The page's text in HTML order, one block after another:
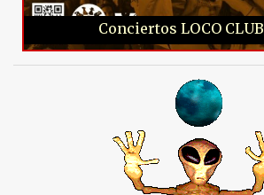
Conciertos LOCO CLUB